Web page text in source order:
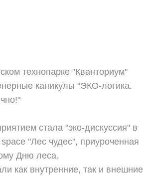
технопарке "Кванториум"
каникулы "ЭКО-логика.
стала "эко-дискуссия" в
"Лес чудес", приуроченная
Дню леса.
как внутренние, так и внешние